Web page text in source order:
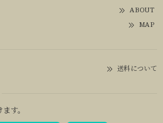
ABOUT
MAP
送料について
す。